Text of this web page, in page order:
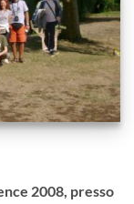
2008, presso